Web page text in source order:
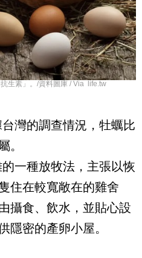
生素」。/資料圖庫 / Via life.tw
灣的調查情況，牡蠣比
。
一種放牧法，主張以恢
住在較寬敞在的雞舍
攝食、飲水，並貼心設
隱密的產卵小屋。